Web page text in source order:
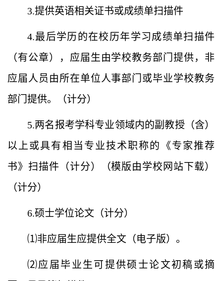
3.提供英语相关证书或成绩单扫描件
4.最后学历的在校历年学习成绩单扫描件
（有公章），应届生由学校教务部门提供，非
应届人员由所在单位人事部门或毕业学校教务
部门提供。（计分）
5.两名报考学科专业领域内的副教授（含）
以上或具有相当专业技术职称的《专家推荐
书》扫描件（计分）（模版由学校网站下载）
（计分）
6.硕士学位论文（计分）
⑴非应届生应提供全文（电子版）。
⑵应届毕业生可提供硕士论文初稿或摘